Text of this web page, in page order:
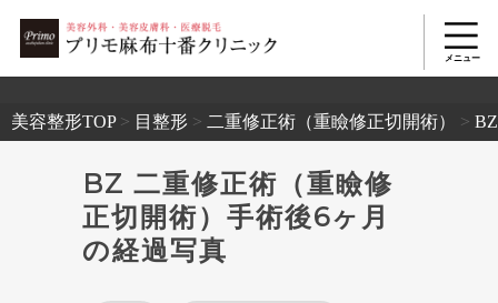
美容整形TOP> 目整形 > 二重修正術（重瞼修正切開術） >
BZ 二重修正術（重瞼修
正切開術）手術後6ヶ月
の経過写真